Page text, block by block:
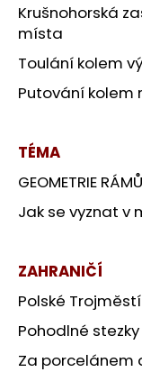
Krušnohorská
místa
Toulání kolem
Putování kolem
TÉMA
GEOMETRIE
Jak se vyznat v
ZAHRANIČÍ
Polské
Pohodlné
Za porcelánem